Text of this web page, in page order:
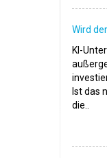
Wird
KI-
Ist das
die..